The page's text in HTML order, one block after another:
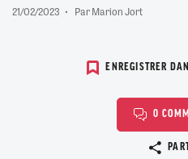
21/02/2023 Par Marion Jort
ENREGISTRER
0